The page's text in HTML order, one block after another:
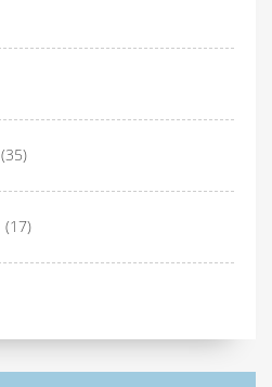
(35)
(17)